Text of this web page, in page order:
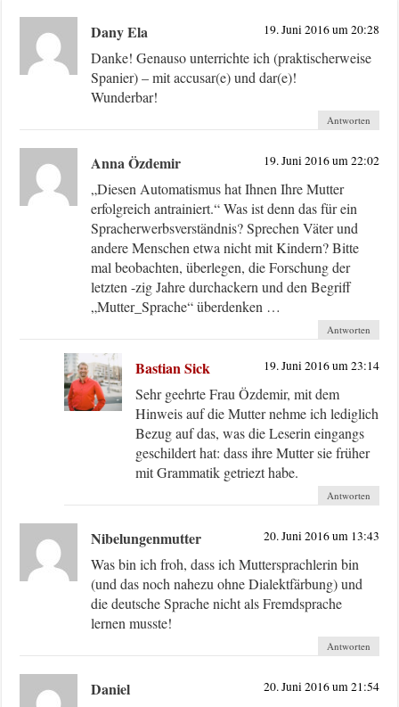
Dany Ela 19. Juni 2016 um 20:28
Danke! Genauso unterrichte ich (praktischerweise
Spanier) – mit accusar(e) und dar(e)!
Wunderbar!
Antworten
Anna Özdemir 19. Juni 2016 um 22:02
„Diesen Automatismus hat Ihnen Ihre Mutter
erfolgreich antrainiert.“ Was ist denn das für ein
Spracherwerbsverständnis? Sprechen Väter und
andere Menschen etwa nicht mit Kindern? Bitte
mal beobachten, überlegen, die Forschung der
letzten -zig Jahre durchackern und den Begriff
„Mutter_Sprache“ überdenken …
Antworten
Bastian Sick 19. Juni 2016 um 23:14
Sehr geehrte Frau Özdemir, mit dem
Hinweis auf die Mutter nehme ich lediglich
Bezug auf das, was die Leserin eingangs
geschildert hat: dass ihre Mutter sie früher
mit Grammatik getriezt habe.
Antworten
Nibelungenmutter 20. Juni 2016 um 13:43
Was bin ich froh, dass ich Muttersprachlerin bin
(und das noch nahezu ohne Dialektfärbung) und
die deutsche Sprache nicht als Fremdsprache
lernen musste!
Antworten
Daniel 20. Juni 2016 um 21:54